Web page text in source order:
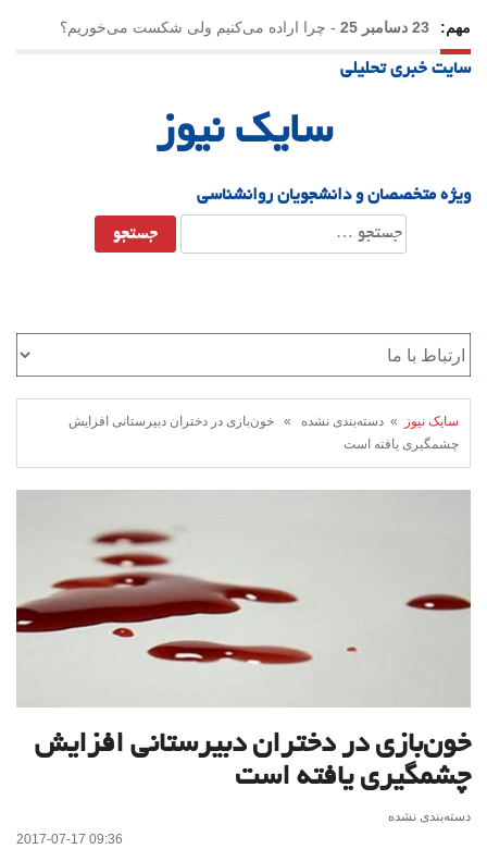
مهم: 23 دسامبر 25 - چرا اراده می‌کنیم ولی شکست می‌خوریم؟
21 دسامبر 25
سایت خبری تحلیلی
سایک نیوز
ویژه متخصصان و دانشجویان روانشناسی
جستجو
برای:
سایک نیوز
» دسته‌بندی نشده » خون‌بازی در دختران دبیرستانی افزایش
چشمگیری یافته است
خون‌بازی در دختران دبیرستانی افزایش
چشمگیری یافته است
دسته‌بندی نشده
2017-07-17 09:36